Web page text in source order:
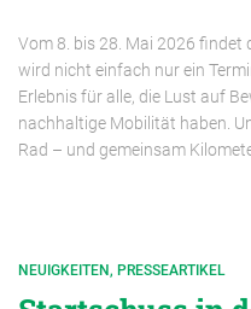
Vom 8. bis 28. Mai 2026 findet
wird nicht einfach nur ein
Erlebnis für alle, die Lust auf
nachhaltige Mobilität haben.
Rad – und gemeinsam
NEUIGKEITEN PRESSEARTIKEL